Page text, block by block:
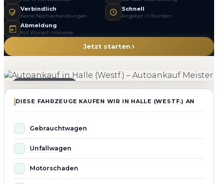
Verbindlich
Keine Nachverhandlungen
Schnell
Angebot in Stunden
Abmeldung
Auf Wunsch inklusive
Jetzt starten
DIESE FAHRZEUGE KAUFEN WIR IN HALLE (WESTF.) AN
Gebrauchtwagen
Unfallwagen
Motorschaden